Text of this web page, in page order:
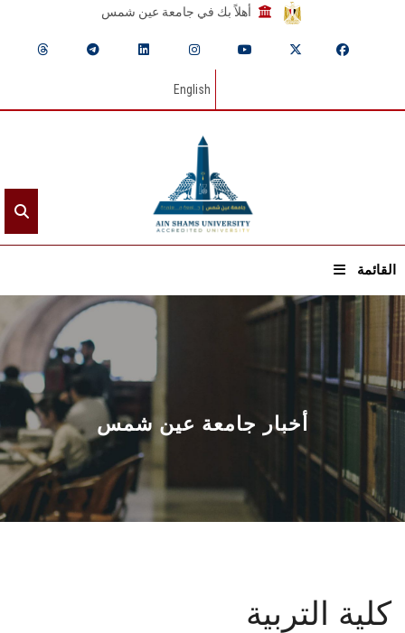
أهلاً بك في جامعة عين شمس
English
القائمة
الرئيسيـة
عن الجامعة
القطاعـات
الشئون الأكاديمية
البحث العلمي
أخبار جامعة عين شمس
كلية التربية